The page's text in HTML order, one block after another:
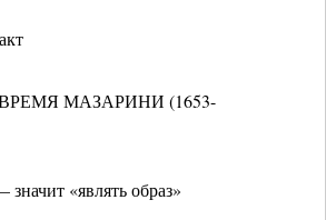
МАЗАРИНИ (1653-
«являть образ»